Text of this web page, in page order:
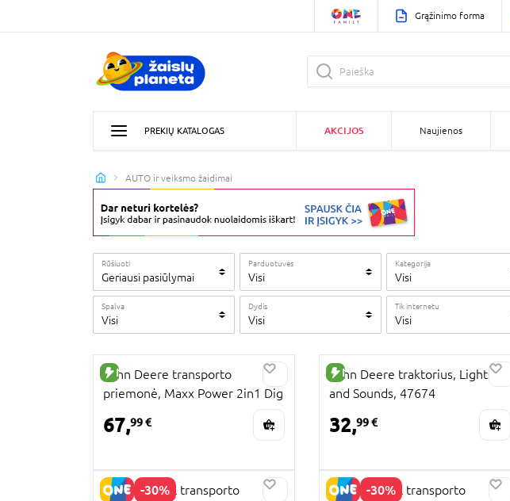
Grąžinimo forma
PREKIŲ KATALOGAS AKCIJOS Naujienos
AUTO ir veiksmo žaidimai
Rūšiuoti
Geriausi pasiūlymai
Parduotuvės
Visi
Kategorija
Visi
Spalva
Visi
Dydis
Visi
Tik internetu
Visi
NAUJA PREKĖ
John Deere transporto
priemonė, Maxx Power 2in1 Dig
67,99 €
NAUJA PREKĖ
John Deere traktorius, Lights
and Sounds, 47674
32,99 €
-30%
PAW PATROL transporto
-30%
PAW PATROL transporto